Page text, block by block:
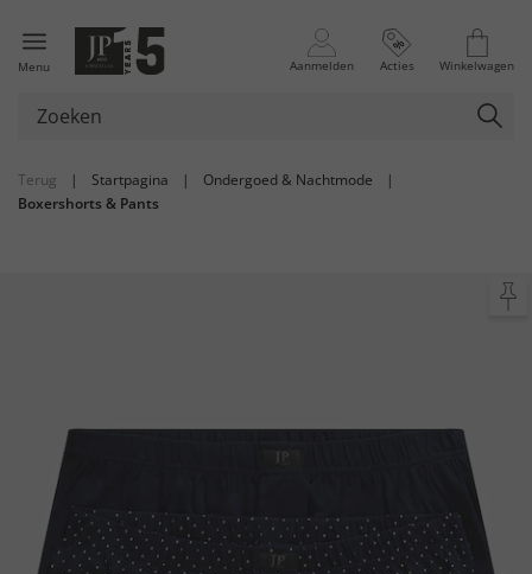
Menu Aanmelden Acties Winkelwagen
Terug | Startpagina | Ondergoed & Nachtmode
|
Boxershorts & Pants